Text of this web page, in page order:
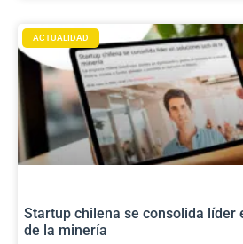
ACTUALIDAD
Startup chilena se consolida líder
de la minería